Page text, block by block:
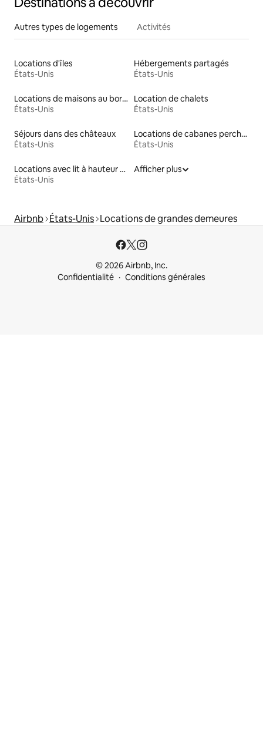
Autres types de logements Activités
Locations d'îles
États-Unis
Hébergements partagés
États-Unis
Locations de maisons au bord d'un lac
États-Unis
Location de chalets
États-Unis
Séjours dans des châteaux
États-Unis
Locations de cabanes perchées
États-Unis
Locations avec lit à hauteur adaptée
États-Unis
Afficher plus
Airbnb États-Unis Locations de grandes demeures
© 2026 Airbnb, Inc.
Confidentialité
Conditions générales